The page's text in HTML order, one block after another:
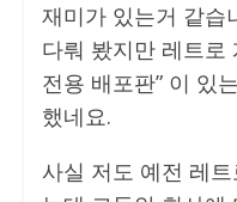
재미가 있는거 같습
다뤄 봤지만 레트로
전용 배포판” 이 있
했네요.
사실 저도 예전 레